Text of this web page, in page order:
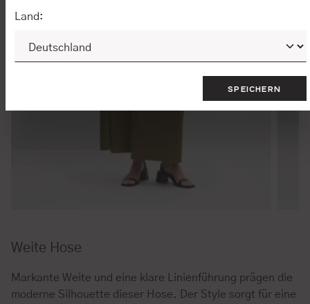
Weite Hose
Markante Weite und eine klare Linienführung prägen die
moderne Silhouette dieser Hose. Der Style sorgt für eine
Land:
SPEICHERN